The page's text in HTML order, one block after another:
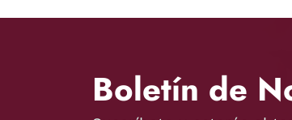
Boletín de